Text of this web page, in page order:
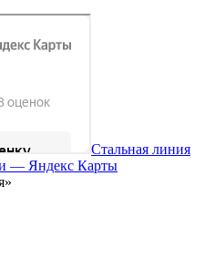
Стальная линия
— Яндекс Карты